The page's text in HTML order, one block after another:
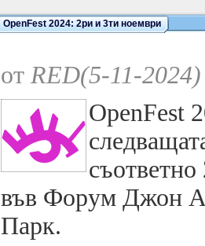
OpenFest 2024: 2ри и 3ти ноември
от RED(5-11-2024)
OpenFest
във Форум Джон
Парк.